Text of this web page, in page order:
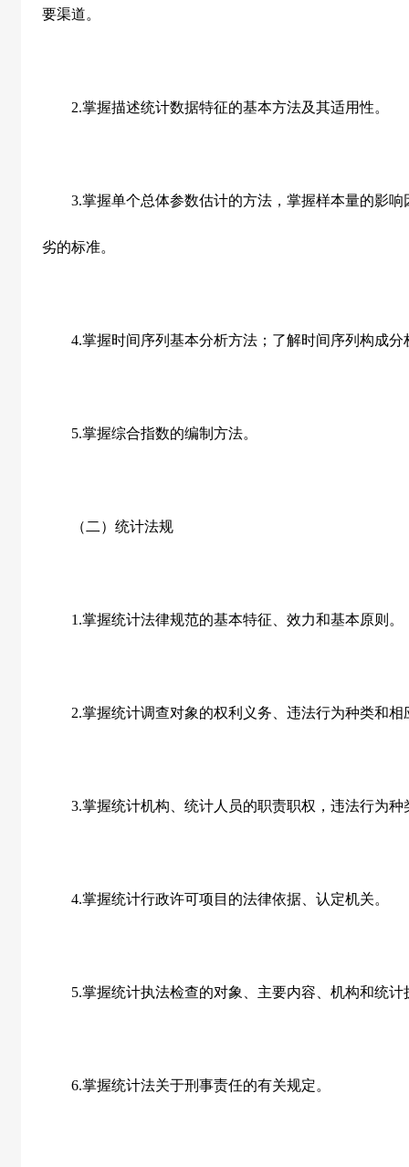
要渠道。
2.掌握描述统计数据特征的基本方法及其适用性。
3.掌握单个总体参数估计的方法，掌握样本量的影
劣的标准。
4.掌握时间序列基本分析方法；了解时间序列构成分
5.掌握综合指数的编制方法。
（二）统计法规
1.掌握统计法律规范的基本特征、效力和基本原则。
2.掌握统计调查对象的权利义务、违法行为种类和相
3.掌握统计机构、统计人员的职责职权，违法行为种
4.掌握统计行政许可项目的法律依据、认定机关。
5.掌握统计执法检查的对象、主要内容、机构和统
6.掌握统计法关于刑事责任的有关规定。